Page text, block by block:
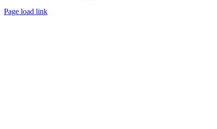
Page load link